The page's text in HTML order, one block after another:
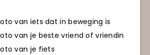
van iets dat in beweging is
van je beste vriend of vriendin
van je fiets